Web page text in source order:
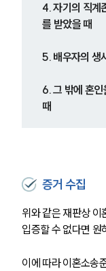
4. 자기의 직계
를 받았을 때
5. 배우자의 생
6. 그 밖에 혼
때
증거 수집
위와 같은 재판상 이
입증할 수 없다면 원
이에 따라 이혼소송